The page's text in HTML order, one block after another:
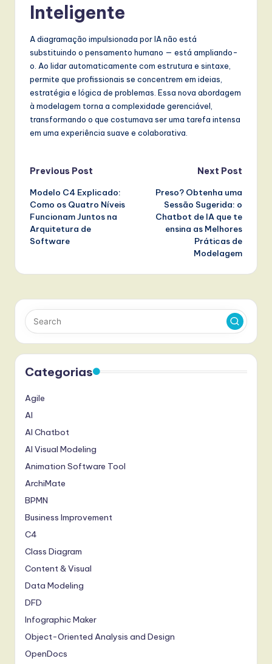
Inteligente
A diagramação impulsionada por IA não está
substituindo o pensamento humano — está ampliando-
o. Ao lidar automaticamente com estrutura e sintaxe,
permite que profissionais se concentrem em ideias,
estratégia e lógica de problemas. Essa nova abordagem
à modelagem torna a complexidade gerenciável,
transformando o que costumava ser uma tarefa intensa
em uma experiência suave e colaborativa.
Post
navigation
Previous Post
Modelo C4 Explicado:
Como os Quatro Níveis
Funcionam Juntos na
Arquitetura de
Software
Next Post
Preso? Obtenha uma
Sessão Sugerida: o
Chatbot de IA que te
ensina as Melhores
Práticas de
Modelagem
Categorias
Agile
AI
AI Chatbot
AI Visual Modeling
Animation Software Tool
ArchiMate
BPMN
Business Improvement
C4
Class Diagram
Content & Visual
Data Modeling
DFD
Infographic Maker
Object-Oriented Analysis and Design
OpenDocs